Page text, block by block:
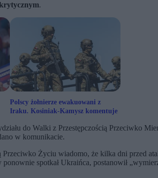
.
Polscy żołnierze ewakuowani z
Iraku. Kosiniak-Kamysz komentuje
do Walki z Przestępczością Przeciwko
w komunikacie.
Życiu wiadomo, że kilka dni przed
spotkał Ukraińca, postanowił